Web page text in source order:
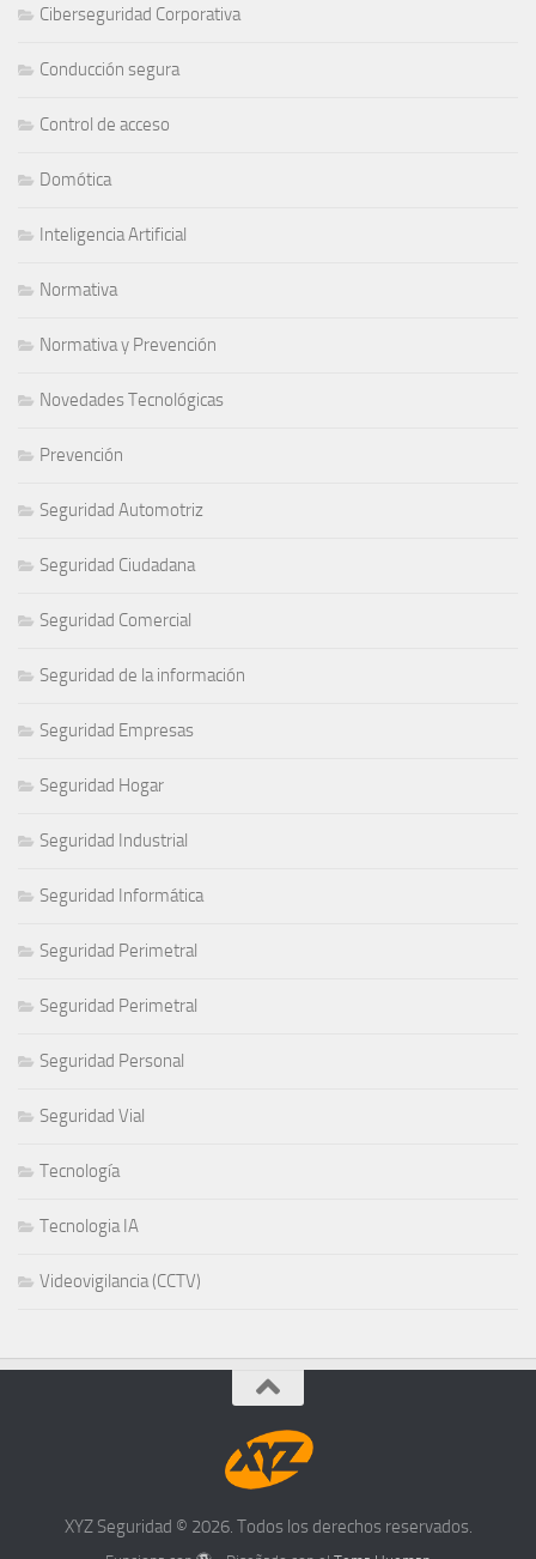
Ciberseguridad Corporativa
Conducción segura
Control de acceso
Domótica
Inteligencia Artificial
Normativa
Normativa y Prevención
Novedades Tecnológicas
Prevención
Seguridad Automotriz
Seguridad Ciudadana
Seguridad Comercial
Seguridad de la información
Seguridad Empresas
Seguridad Hogar
Seguridad Industrial
Seguridad Informática
Seguridad Perimetral
Seguridad Perimetral
Seguridad Personal
Seguridad Vial
Tecnología
Tecnologia IA
Videovigilancia (CCTV)
XYZ Seguridad © 2026. Todos los derechos reservados.